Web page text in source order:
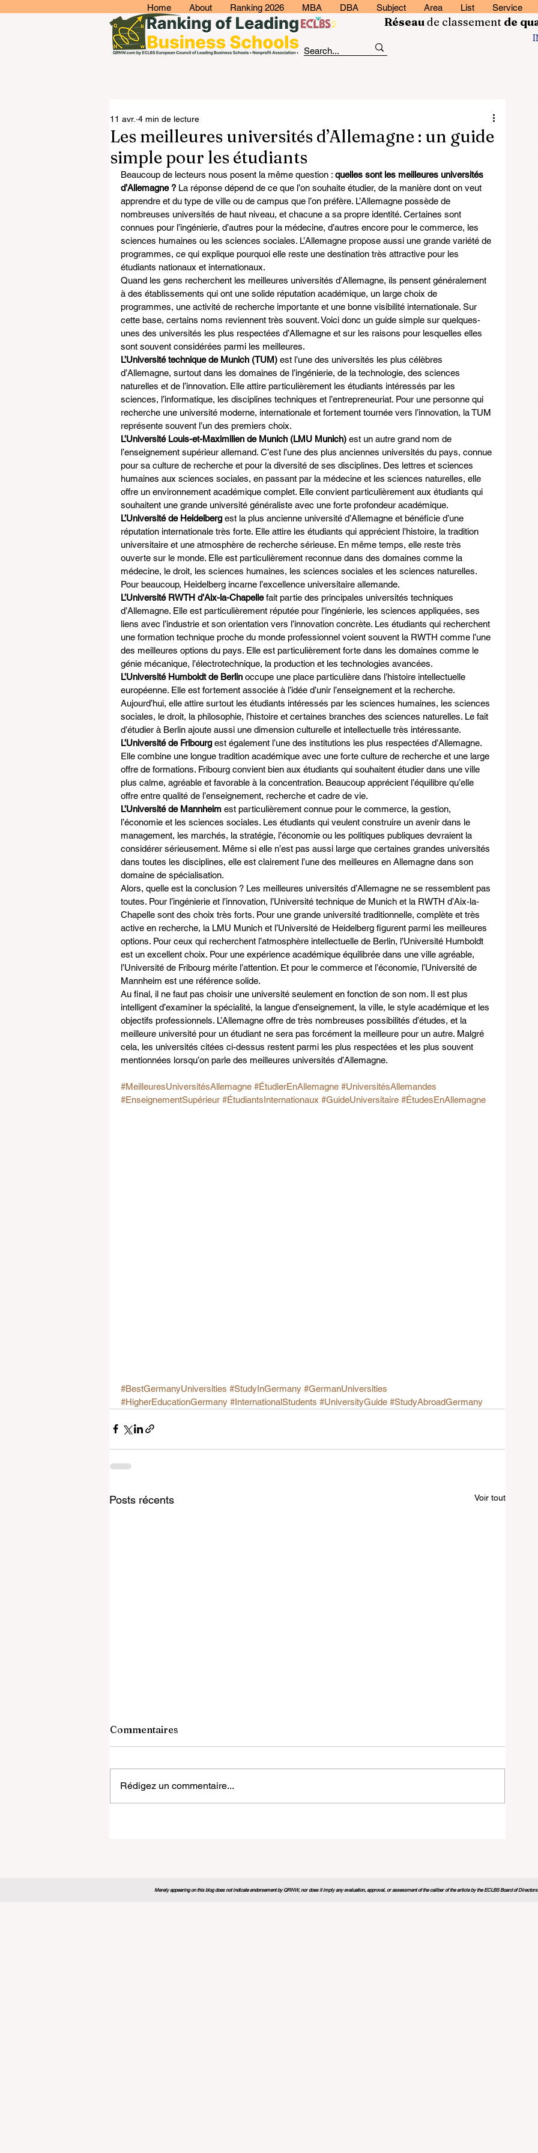
Home About Ranking 2026 MBA DBA Subject Area List Service
Réseaude classement de
Les meilleures universités d’Allemagne : un guide
simple pour les étudiants
11 avr. 4 min de lecture
Beaucoup de lecteurs nous posent la même question : quelles sont les meilleures universités
d’Allemagne ? La réponse dépend de ce que l’on souhaite étudier, de la manière dont on veut
apprendre et du type de ville ou de campus que l’on préfère. L’Allemagne possède de
nombreuses universités de haut niveau, et chacune a sa propre identité. Certaines sont
connues pour l’ingénierie, d’autres pour la médecine, d’autres encore pour le commerce, les
sciences humaines ou les sciences sociales. L’Allemagne propose aussi une grande variété de
programmes, ce qui explique pourquoi elle reste une destination très attractive pour les
étudiants nationaux et internationaux.
Quand les gens recherchent les meilleures universités d’Allemagne, ils pensent généralement
à des établissements qui ont une solide réputation académique, un large choix de
programmes, une activité de recherche importante et une bonne visibilité internationale. Sur
cette base, certains noms reviennent très souvent. Voici donc un guide simple sur quelques-
unes des universités les plus respectées d’Allemagne et sur les raisons pour lesquelles elles
sont souvent considérées parmi les meilleures.
L’Université technique de Munich (TUM) est l’une des universités les plus célèbres
d’Allemagne, surtout dans les domaines de l’ingénierie, de la technologie, des sciences
naturelles et de l’innovation. Elle attire particulièrement les étudiants intéressés par les
sciences, l’informatique, les disciplines techniques et l’entrepreneuriat. Pour une personne qui
recherche une université moderne, internationale et fortement tournée vers l’innovation, la TUM
représente souvent l’un des premiers choix.
L’Université Louis-et-Maximilien de Munich (LMU Munich) est un autre grand nom de
l’enseignement supérieur allemand. C’est l’une des plus anciennes universités du pays, connue
pour sa culture de recherche et pour la diversité de ses disciplines. Des lettres et sciences
humaines aux sciences sociales, en passant par la médecine et les sciences naturelles, elle
offre un environnement académique complet. Elle convient particulièrement aux étudiants qui
souhaitent une grande université généraliste avec une forte profondeur académique.
L’Université de Heidelberg est la plus ancienne université d’Allemagne et bénéficie d’une
réputation internationale très forte. Elle attire les étudiants qui apprécient l’histoire, la tradition
universitaire et une atmosphère de recherche sérieuse. En même temps, elle reste très
ouverte sur le monde. Elle est particulièrement reconnue dans des domaines comme la
médecine, le droit, les sciences humaines, les sciences sociales et les sciences naturelles.
Pour beaucoup, Heidelberg incarne l’excellence universitaire allemande.
L’Université RWTH d’Aix-la-Chapelle fait partie des principales universités techniques
d’Allemagne. Elle est particulièrement réputée pour l’ingénierie, les sciences appliquées, ses
liens avec l’industrie et son orientation vers l’innovation concrète. Les étudiants qui recherchent
une formation technique proche du monde professionnel voient souvent la RWTH comme l’une
des meilleures options du pays. Elle est particulièrement forte dans les domaines comme le
génie mécanique, l’électrotechnique, la production et les technologies avancées.
L’Université Humboldt de Berlin occupe une place particulière dans l’histoire intellectuelle
européenne. Elle est fortement associée à l’idée d’unir l’enseignement et la recherche.
Aujourd’hui, elle attire surtout les étudiants intéressés par les sciences humaines, les sciences
sociales, le droit, la philosophie, l’histoire et certaines branches des sciences naturelles. Le fait
d’étudier à Berlin ajoute aussi une dimension culturelle et intellectuelle très intéressante.
L’Université de Fribourg est également l’une des institutions les plus respectées d’Allemagne.
Elle combine une longue tradition académique avec une forte culture de recherche et une large
offre de formations. Fribourg convient bien aux étudiants qui souhaitent étudier dans une ville
plus calme, agréable et favorable à la concentration. Beaucoup apprécient l’équilibre qu’elle
offre entre qualité de l’enseignement, recherche et cadre de vie.
L’Université de Mannheim est particulièrement connue pour le commerce, la gestion,
l’économie et les sciences sociales. Les étudiants qui veulent construire un avenir dans le
management, les marchés, la stratégie, l’économie ou les politiques publiques devraient la
considérer sérieusement. Même si elle n’est pas aussi large que certaines grandes universités
dans toutes les disciplines, elle est clairement l’une des meilleures en Allemagne dans son
domaine de spécialisation.
Alors, quelle est la conclusion ? Les meilleures universités d’Allemagne ne se ressemblent pas
toutes. Pour l’ingénierie et l’innovation, l’Université technique de Munich et la RWTH d’Aix-la-
Chapelle sont des choix très forts. Pour une grande université traditionnelle, complète et très
active en recherche, la LMU Munich et l’Université de Heidelberg figurent parmi les meilleures
options. Pour ceux qui recherchent l’atmosphère intellectuelle de Berlin, l’Université Humboldt
est un excellent choix. Pour une expérience académique équilibrée dans une ville agréable,
l’Université de Fribourg mérite l’attention. Et pour le commerce et l’économie, l’Université de
Mannheim est une référence solide.
Au final, il ne faut pas choisir une université seulement en fonction de son nom. Il est plus
intelligent d’examiner la spécialité, la langue d’enseignement, la ville, le style académique et les
objectifs professionnels. L’Allemagne offre de très nombreuses possibilités d’études, et la
meilleure université pour un étudiant ne sera pas forcément la meilleure pour un autre. Malgré
cela, les universités citées ci-dessus restent parmi les plus respectées et les plus souvent
mentionnées lorsqu’on parle des meilleures universités d’Allemagne.
#MeilleuresUniversitésAllemagne #ÉtudierEnAllemagne #UniversitésAllemandes
#EnseignementSupérieur #ÉtudiantsInternationaux #GuideUniversitaire #ÉtudesEnAllemagne
#BestGermanyUniversities #StudyInGermany #GermanUniversities
#HigherEducationGermany #InternationalStudents #UniversityGuide #StudyAbroadGermany
Posts récents Voir tout
Commentaires
Rédigez un commentaire...
Merely appearing on this blog does not indicate endorsement by QRNW, nor does it imply any evaluation, approval, or assessment of the caliber of the article by the ECLBS Board of